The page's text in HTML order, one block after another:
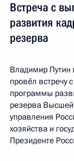
Встреча с
развития
резерва
Владимир
провёл встречу
программы
резерва Высшей
управления
хозяйства и
Президенте